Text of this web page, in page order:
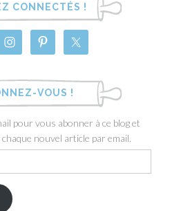
CONNECTÉS !
VOUS !
pour vous abonner à ce blog et
nouvel article par email.